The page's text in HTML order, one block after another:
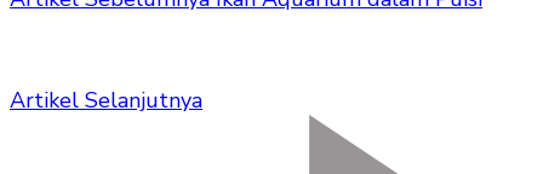
Artikel Selanjutnya